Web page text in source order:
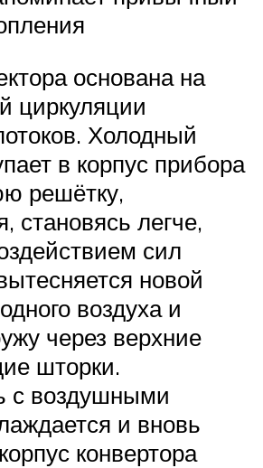
основана на
циркуляции
Холодный
в корпус прибора
решётку,
становясь легче,
сил
новой
воздуха и
через верхние
шторки.
с воздушными
и вновь
конвертора